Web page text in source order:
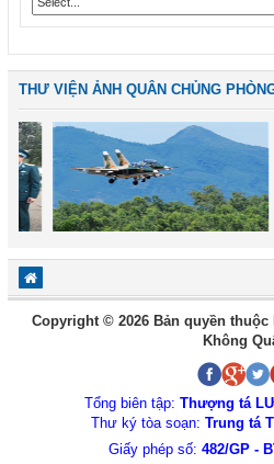
THƯ VIỆN ẢNH QUÂN CHỦNG
Copyright © 2026 Bản quyền
Không
Tổng biên tập: Thượng tá
Thư ký tòa soạn: Trung tá
Giấy phép số: 482/GP -